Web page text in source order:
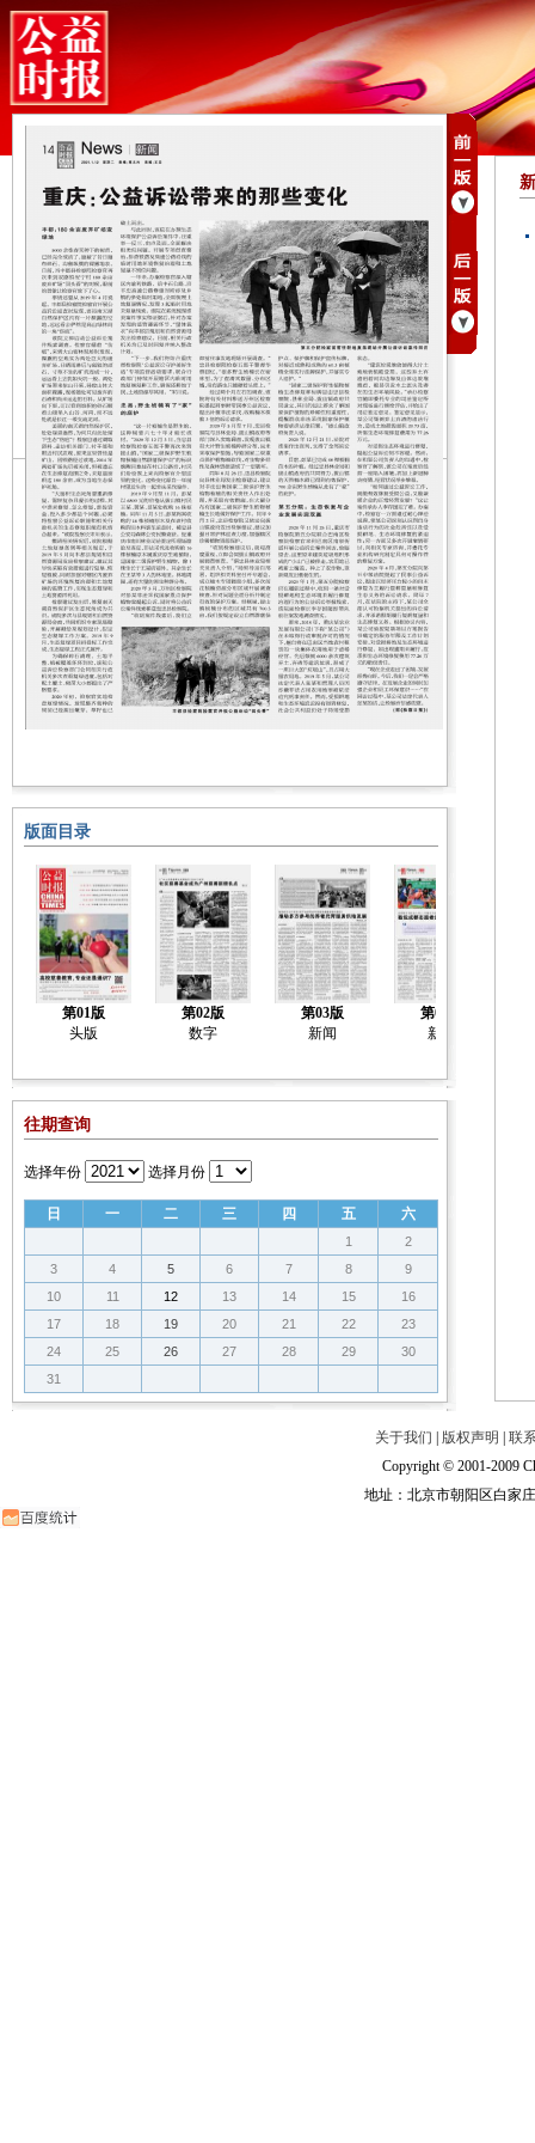
版面目录
第01版
头版
第02版
数字
第03版
新闻
第04版
新闻
往期查询
选择年份 选择月份
日 一 二 三 四 五 六
1
2
3
4 5 6 7 8
9
10
11 12 13 14 15
16
17
18 19 20 21 22
23
24
25 26 27 28 29
30
31
关于我们 版权声明
联
Copyright © 2001-2009
地址：北京市朝阳区白家